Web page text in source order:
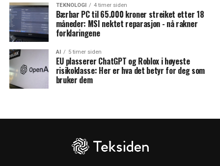
TEKNOLOGI 4 timer siden
Bærbar PC til 65.000 kroner streiket etter 18
måneder: MSI nektet reparasjon - nå rakner
forklaringene
AI 5 timer siden
EU plasserer ChatGPT og Roblox i høyeste
risikoklasse: Her er hva det betyr for deg som
bruker dem